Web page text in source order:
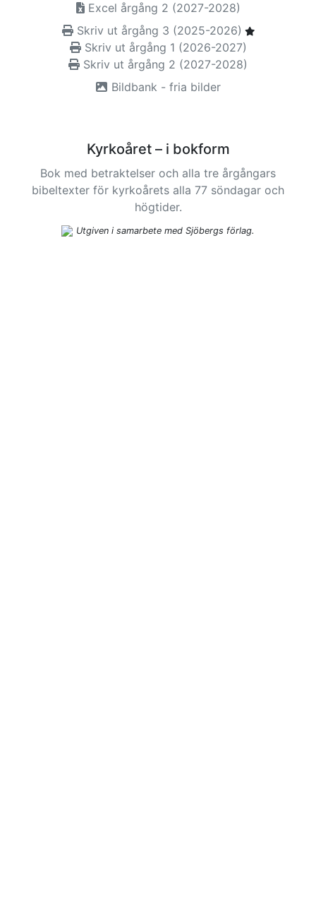
Excel årgång 2 (2027-2028)
Skriv ut årgång 3 (2025-2026)
Skriv ut årgång 1 (2026-2027)
Skriv ut årgång 2 (2027-2028)
Bildbank - fria bilder
Kyrkoåret – i bokform
Bok med betraktelser och alla tre årgångars
bibeltexter för kyrkoårets alla 77 söndagar och
högtider.
Utgiven i samarbete med Sjöbergs förlag.